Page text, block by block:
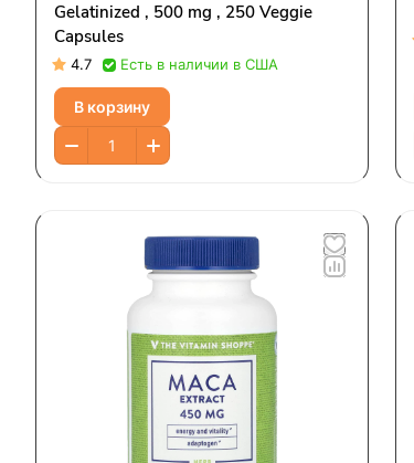
Gelatinized , 500 mg , 250 Veggie
Capsules
4.7 Есть в наличии в США
В корзину